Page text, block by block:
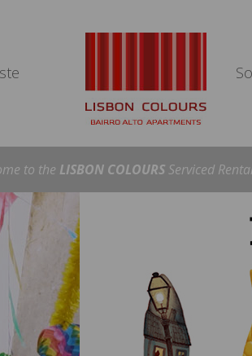
to the LISBON COLOURSServiced